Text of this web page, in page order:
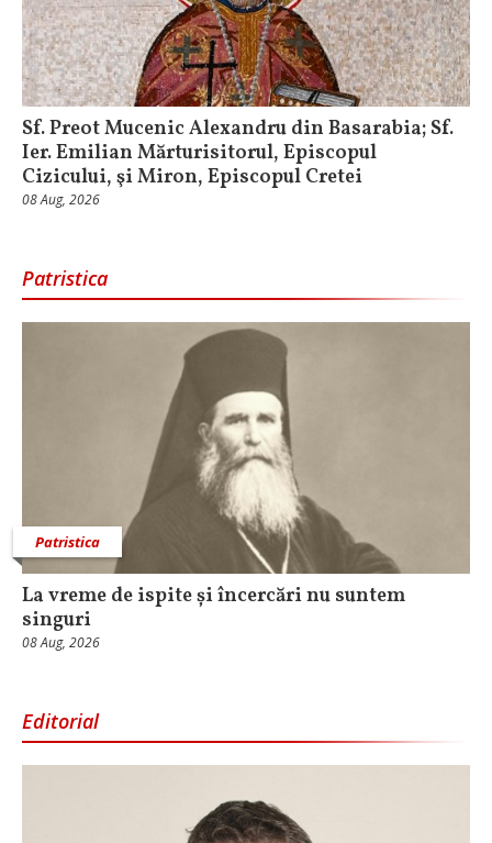
Sf. Preot Mucenic Alexandru din Basarabia; Sf.
Ier. Emilian Mărturisitorul, Episcopul
Cizicului, şi Miron, Episcopul Cretei
08 Aug, 2026
Patristica
Patristica
La vreme de ispite și încercări nu suntem
singuri
08 Aug, 2026
Editorial